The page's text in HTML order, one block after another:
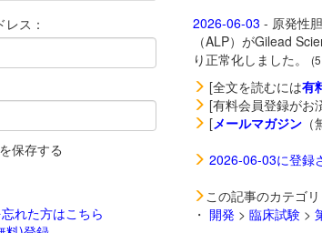
2026-06-03 - 原発性
（ALP）がGilead
り正常化しました。
[全文を読むには有
[有料会員登録がお
[メールマガジン（
2026-06-03に登録
この記事のカテゴリ
・ 開発 > 臨床試験>
ス：
保存する
れた方はこちら